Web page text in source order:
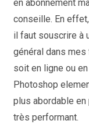
en abonnement
conseille. En
il faut souscrire à
général dans
soit en ligne ou
Photoshop
plus abordable
très performant.